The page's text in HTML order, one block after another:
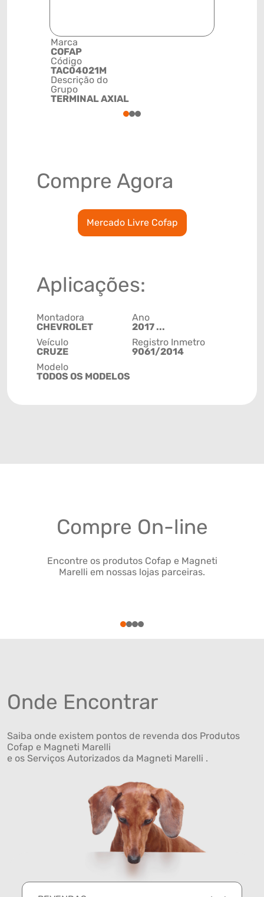
Marca
COFAP
Código
TAC04021M
Descrição do
Grupo
TERMINAL AXIAL
123
Compre Agora
Mercado Livre Cofap
Aplicações:
Montadora
CHEVROLET
Veículo
CRUZE
Modelo
TODOS OS MODELOS
Ano
2017 ...
Registro Inmetro
9061/2014
Compre On-line
Encontre os produtos Cofap e Magneti
Marelli em nossas lojas parceiras.
1234
Onde Encontrar
Saiba onde existem pontos de revenda dos Produtos
Cofap e Magneti Marelli
e os Serviços Autorizados da Magneti Marelli .